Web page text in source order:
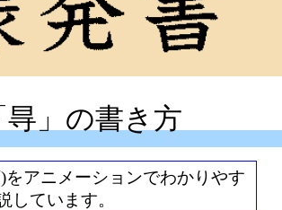
㝵」の書き方
をアニメーションでわかりやす
しています。